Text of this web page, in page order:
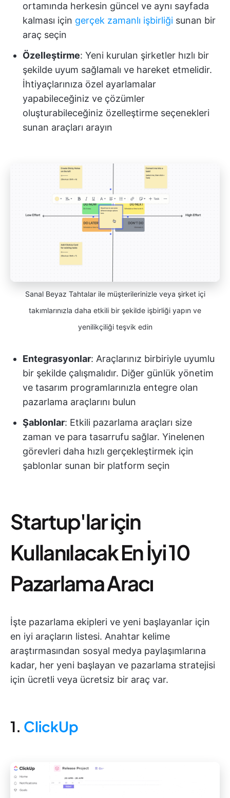
ortamında herkesin güncel ve aynı sayfada
kalması için gerçek zamanlı işbirliği sunan bir
araç seçin
Özelleştirme: Yeni kurulan şirketler hızlı bir
şekilde uyum sağlamalı ve hareket etmelidir.
İhtiyaçlarınıza özel ayarlamalar
yapabileceğiniz ve çözümler
oluşturabileceğiniz özelleştirme seçenekleri
sunan araçları arayın
Sanal Beyaz Tahtalar ile müşterilerinizle veya şirket içi
takımlarınızla daha etkili bir şekilde işbirliği yapın ve
yenilikçiliği teşvik edin
Entegrasyonlar: Araçlarınız birbiriyle uyumlu
bir şekilde çalışmalıdır. Diğer günlük yönetim
ve tasarım programlarınızla entegre olan
pazarlama araçlarını bulun
Şablonlar: Etkili pazarlama araçları size
zaman ve para tasarrufu sağlar. Yinelenen
görevleri daha hızlı gerçekleştirmek için
şablonlar sunan bir platform seçin
Startup'lar için
Kullanılacak En İyi 10
Pazarlama Aracı
İşte pazarlama ekipleri ve yeni başlayanlar için
en iyi araçların listesi. Anahtar kelime
araştırmasından sosyal medya paylaşımlarına
kadar, her yeni başlayan ve pazarlama stratejisi
için ücretli veya ücretsiz bir araç var.
1. ClickUp